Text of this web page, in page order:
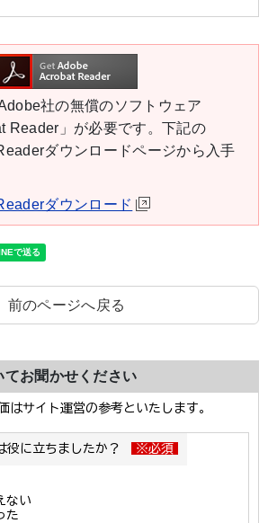
社の無償のソフトウェア
Reader」が必要です。下記の
ダウンロードページから入手
ダウンロード
前のページへ戻る
てお聞かせください